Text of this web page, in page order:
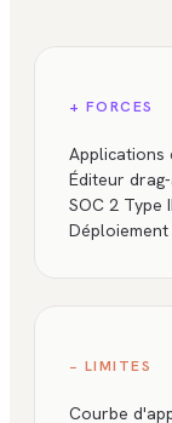
+ FORCES
Applications
Éditeur
SOC 2 Type
Déploiement
− LIMITES
Courbe